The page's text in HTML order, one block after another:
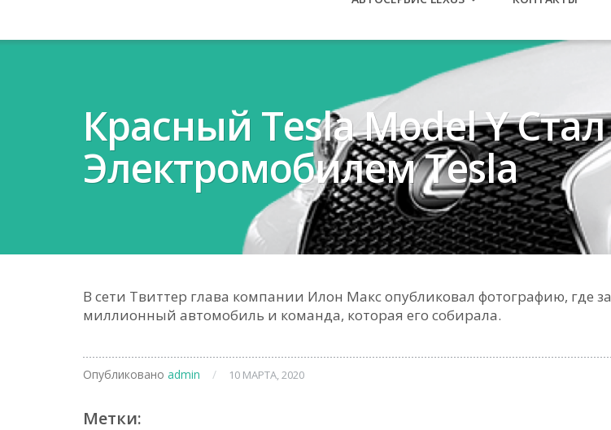
Красный Tesla Model Y
Электромобилем Tesla
В сети Твиттер глава компании Илон Макс опубликовал фотографию, где
миллионный автомобиль и команда, которая его собирала.
Опубликовано admin / 10 МАРТА, 2020
Метки: